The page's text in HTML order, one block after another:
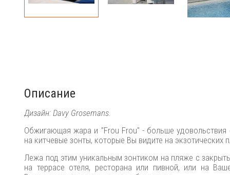
Описание
Дизайн: Davy Grosemans.
Обжигающая жара и "Frou Frou" - больше удовольствия
на китчевые зонты, которые Вы видите на экзотических
Лежа под этим уникальным зонтиком на пляже с
на террасе отеля, ресторана или пивной, или на